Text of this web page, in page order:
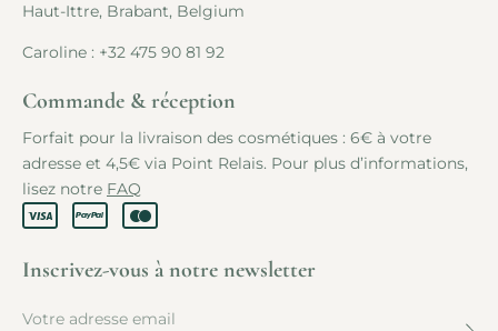
Haut-Ittre, Brabant, Belgium
Caroline : +32 475 90 81 92
Commande & réception
Forfait pour la livraison des cosmétiques : 6€ à votre
adresse et 4,5€ via Point Relais. Pour plus d’informations,
lisez notre FAQ
Inscrivez-vous à notre newsletter